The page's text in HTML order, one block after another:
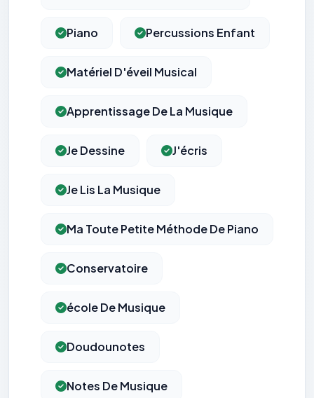
Piano Percussions Enfant
Matériel D'éveil Musical
Apprentissage De La Musique
Je Dessine J'écris
Je Lis La Musique
Ma Toute Petite Méthode De Piano
Conservatoire
école De Musique
Doudounotes
Notes De Musique